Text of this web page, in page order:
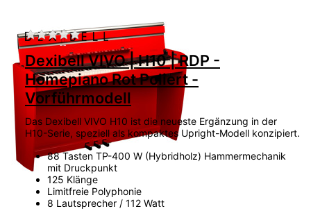
Zu diesem Produkt liegen noch keine
Dexibell VIVO | H10 | RDP -
Homepiano Rot Poliert -
Vorführmodell
Das Dexibell VIVO H10 ist die neueste Ergänzung in der
H10-Serie, speziell als kompaktes Upright-Modell konzipiert.
88 Tasten TP-400 W (Hybridholz) Hammermechanik
mit Druckpunkt
125 Klänge
Limitfreie Polyphonie
8 Lautsprecher / 112 Watt